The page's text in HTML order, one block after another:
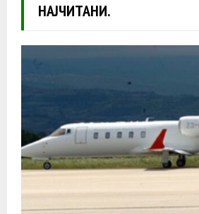
НАЈЧИТАНИ.